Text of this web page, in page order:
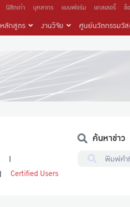
นิสิตเก่า บุคลากร แบบฟอร์ม แกลเลอรี่ ข้
หลักสูตร งานวิจัย ศูนย์นวัตกรรมวั
Certified Users
ค้นหาข่าว